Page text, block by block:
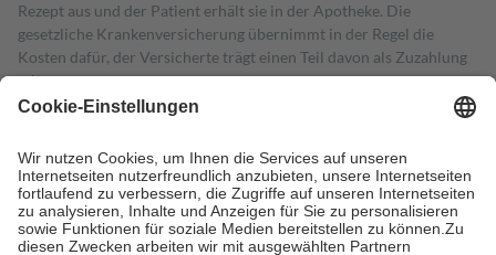
Rezept aus und der Patient erhält sie in der Apotheke. Die
gesetzliche Krankenversicherung übernimmt in der Regel die
Kosten dafür, der Versicherte trägt einen Teil davon als Zuzahlung
mit.
Grundsätzlich leisten Mitglieder Zuzahlungen in Höhe von zehn
höchstens zehn Euro.
Es sind jedoch nie mehr als die tatsächlichen
Kosten der Leistung zu entrichten.
Diese Regeln gelten grundsätzlich auch für Online-Apotheken.
Bei Heilmitteln und häuslicher Krankenpflege beträgt die
Zuzahlung zehn Prozent der Kosten sowie zehn Euro je